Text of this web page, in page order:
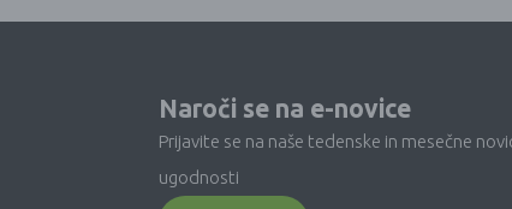
Naroči se na e-novice
Prijavite se na naše tedenske in mesečne
ugodnosti